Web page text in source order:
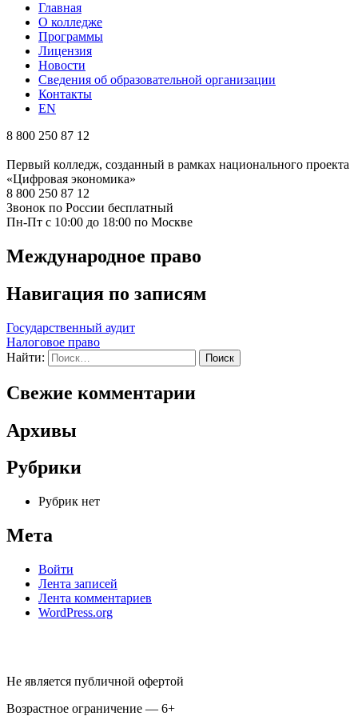
Главная
О колледже
Программы
Лицензия
Новости
Сведения об образовательной организации
Контакты
EN
8 800 250 87 12
Первый колледж, созданный в рамках национального проекта
«Цифровая экономика»
8 800 250 87 12
Звонок по России бесплатный
Пн-Пт с 10:00 до 18:00 по Москве
Международное право
Навигация по записям
Государственный аудит
Налоговое право
Найти:
Свежие комментарии
Архивы
Рубрики
Рубрик нет
Мета
Войти
Лента записей
Лента комментариев
WordPress.org
Не является публичной офертой
Возрастное ограничение — 6+